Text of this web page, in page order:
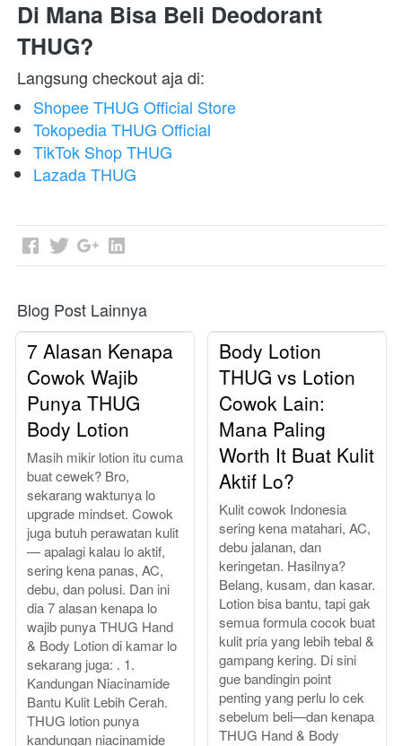
Di Mana Bisa Beli Deodorant
THUG?
Langsung checkout aja di:
Shopee THUG Official Store
Tokopedia THUG Official
TikTok Shop THUG
Lazada THUG
Blog Post Lainnya
7 Alasan Kenapa
Cowok Wajib
Punya THUG
Body Lotion
Masih mikir lotion itu cuma
buat cewek? Bro,
sekarang waktunya lo
upgrade mindset. Cowok
juga butuh perawatan kulit
— apalagi kalau lo aktif,
sering kena panas, AC,
debu, dan polusi. Dan ini
dia 7 alasan kenapa lo
wajib punya THUG Hand
& Body Lotion di kamar lo
sekarang juga: . 1.
Kandungan Niacinamide
Bantu Kulit Lebih Cerah.
THUG lotion punya
kandungan niacinamide
Body Lotion
THUG vs Lotion
Cowok Lain:
Mana Paling
Worth It Buat Kulit
Aktif Lo?
Kulit cowok Indonesia
sering kena matahari, AC,
debu jalanan, dan
keringetan. Hasilnya?
Belang, kusam, dan kasar.
Lotion bisa bantu, tapi gak
semua formula cocok buat
kulit pria yang lebih tebal &
gampang kering. Di sini
gue bandingin point
penting yang perlu lo cek
sebelum beli—dan kenapa
THUG Hand & Body